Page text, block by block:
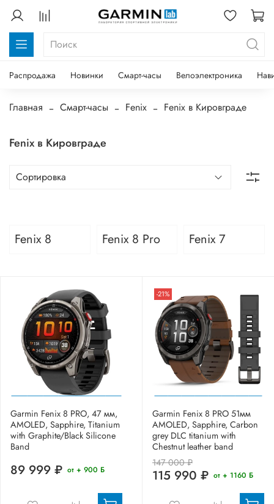
Распродажа Новинки Смарт-часы Велоэлектроника
Главная Смарт-часы Fenix Fenix в Кировграде
Fenix в Кировграде
Fenix 8 Fenix 8 Pro Fenix 7
Garmin Fenix 8 PRO, 47 мм,
AMOLED, Sapphire, Titanium
with Graphite/Black Silicone
Band
89 999 ₽ от + 900 Б
-21%
Garmin Fenix 8 PRO 51мм
AMOLED, Sapphire, Carbon
grey DLC titanium with
Chestnut leather band
147 000 ₽
115 990 ₽ от + 1160 Б